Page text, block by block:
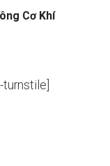
Cơ Khí